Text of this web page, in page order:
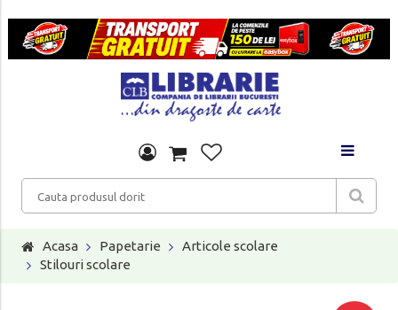
Acasa Papetarie
Articole scolare
Stilouri scolare